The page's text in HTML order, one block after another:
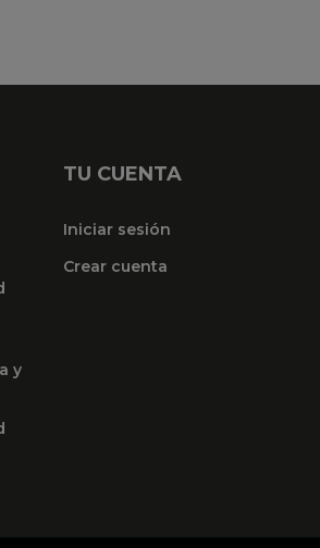
y
TU CUENTA
Iniciar sesión
Crear cuenta